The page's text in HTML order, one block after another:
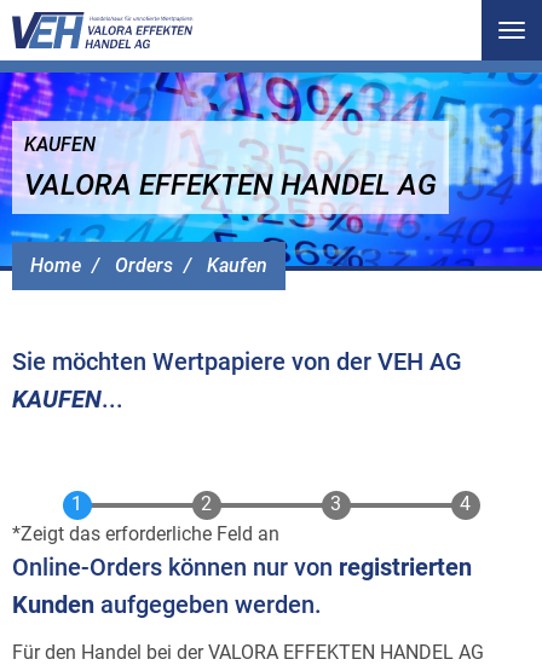
Home Orders Kaufen
KAUFEN
VALORA EFFEKTEN HANDEL AG
Sie möchten Wertpapiere von der VEH AG
KAUFEN...
Zeigt das erforderliche Feld an
Online-Orders können nur von registrierten
Kunden aufgegeben werden.
Für den Handel bei der VALORA EFFEKTEN HANDEL AG